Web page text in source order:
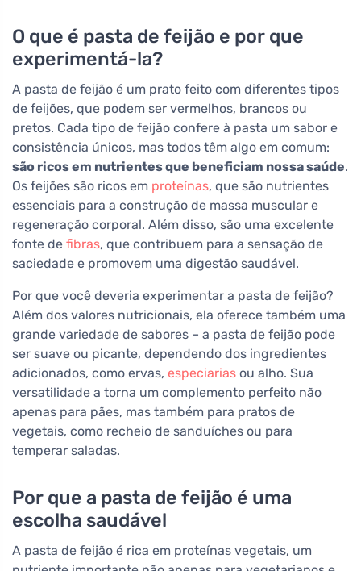
O que é pasta de feijão e por que
experimentá-la?
A pasta de feijão é um prato feito com diferentes tipos
de feijões, que podem ser vermelhos, brancos ou
pretos. Cada tipo de feijão confere à pasta um sabor e
consistência únicos, mas todos têm algo em comum:
são ricos em nutrientes que beneficiam nossa saúde.
Os feijões são ricos em proteínas, que são nutrientes
essenciais para a construção de massa muscular e
regeneração corporal. Além disso, são uma excelente
fonte de fibras, que contribuem para a sensação de
saciedade e promovem uma digestão saudável.
Por que você deveria experimentar a pasta de feijão?
Além dos valores nutricionais, ela oferece também uma
grande variedade de sabores – a pasta de feijão pode
ser suave ou picante, dependendo dos ingredientes
adicionados, como ervas, especiarias ou alho. Sua
versatilidade a torna um complemento perfeito não
apenas para pães, mas também para pratos de
vegetais, como recheio de sanduíches ou para
temperar saladas.
Por que a pasta de feijão é uma
escolha saudável
A pasta de feijão é rica em proteínas vegetais, um